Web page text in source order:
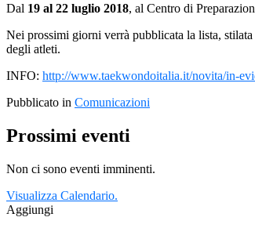
Dal 19 al 22 luglio 2018, al Centro di
Nei prossimi giorni verrà pubblicata la lista,
degli atleti.
INFO: http://www.taekwondoitalia.it/novita/in-
Pubblicato in Comunicazioni
Prossimi eventi
Non ci sono eventi imminenti.
Visualizza Calendario.
Aggiungi